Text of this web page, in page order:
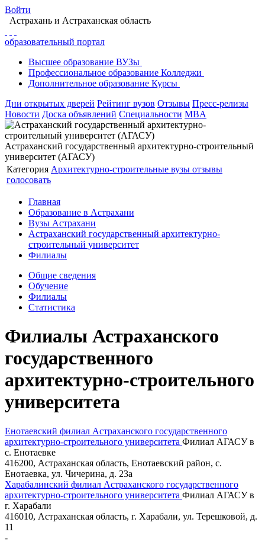
Войти
Астрахань и Астраханская область
образовательный портал
Высшее образование ВУЗы
Профессиональное образование Колледжи
Дополнительное образование Курсы
Дни открытых дверей Рейтинг вузов Отзывы Пресс-релизы
Новости Доска объявлений Специальности MBA
Астраханский государственный архитектурно-строительный
университет (АГАСУ)
Категория Архитектурно-строительные вузы отзывы
голосовать
Главная
Образование в Астрахани
Вузы Астрахани
Астраханский государственный архитектурно-
строительный университет
Филиалы
Общие сведения
Обучение
Филиалы
Статистика
Филиалы Астраханского
государственного
архитектурно-строительного
университета
Енотаевский филиал Астраханского государственного
архитектурно-строительного университета Филиал АГАСУ в
с. Енотаевке
416200, Астраханская область, Енотаевский район, с.
Енотаевка, ул. Чичерина, д. 23а
Харабалинский филиал Астраханского государственного
архитектурно-строительного университета Филиал АГАСУ в
г. Харабали
416010, Астраханская область, г. Харабали, ул. Терешковой, д.
11
-